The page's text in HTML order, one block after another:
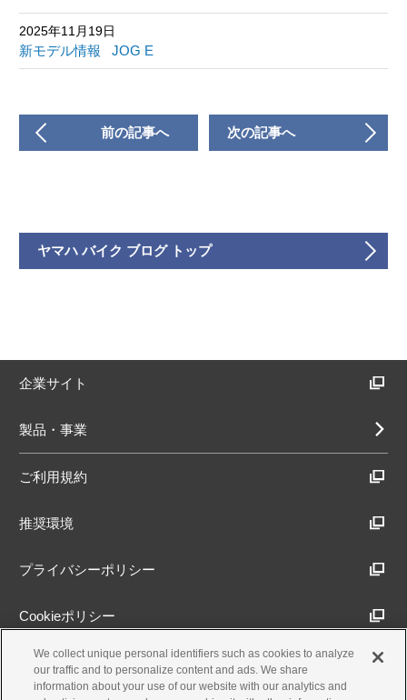
2025年11月19日
新モデル情報 JOG E
前の記事へ 次の記事へ
ヤマハ バイク ブログ トップ
企業サイト
製品・事業
ご利用規約
推奨環境
プライバシーポリシー
Cookieポリシー
アクセシビリティ方針
We collect unique personal identifiers such as cookies to analyze
our traffic and to personalize content and ads. We share
information about your use of our website with our analytics and